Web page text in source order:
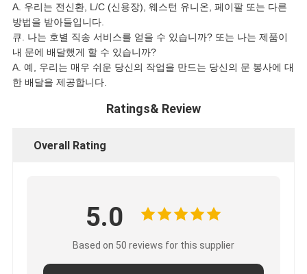
A. 우리는 전신환, L/C (신용장), 웨스턴 유니온, 페이팔 또는 다른
방법을 받아들입니다.
큐. 나는 호별 직송 서비스를 얻을 수 있습니까? 또는 나는 제품이
내 문에 배달했게 할 수 있습니까?
A. 예, 우리는 매우 쉬운 당신의 작업을 만드는 당신의 문 봉사에 대
한 배달을 제공합니다.
Ratings& Review
Overall Rating
5.0
Based on 50 reviews for this supplier